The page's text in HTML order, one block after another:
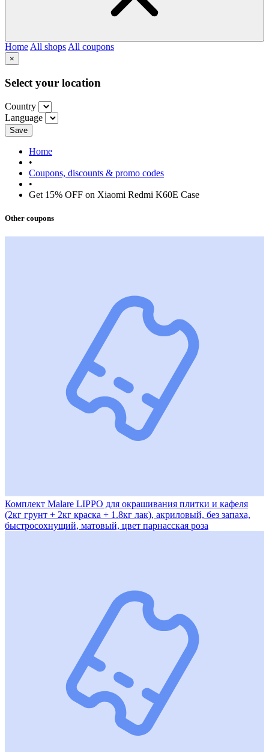
Home All shops All coupons
×
Select your location
Country
Language
Save
Home
•
Coupons, discounts & promo codes
•
Get 15% OFF on Xiaomi Redmi K60E Case
Other coupons
Комплект Malare LIPPO для окрашивания плитки и кафеля
(2кг грунт + 2кг краска + 1.8кг лак), акриловый, без запаха,
быстросохнущий, матовый, цвет парнасская роза